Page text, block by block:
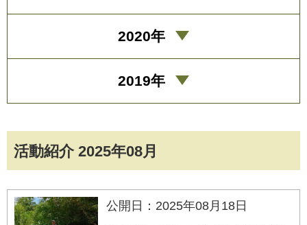
活動紹介 2025年08月
公開日：2025年08月18日
2020年
2019年